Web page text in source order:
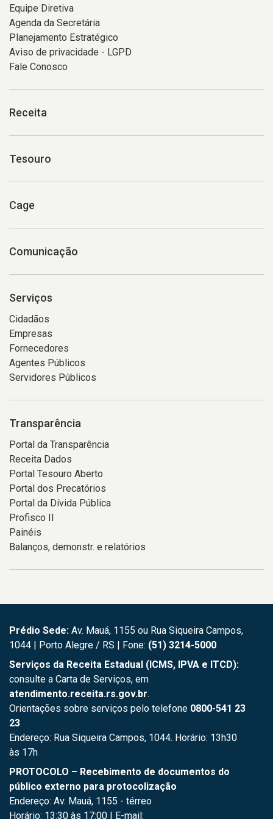
Equipe Diretiva
Agenda da Secretária
Planejamento Estratégico
Aviso de privacidade - LGPD
Fale Conosco
Receita
Tesouro
Cage
Comunicação
Serviços
Cidadãos
Empresas
Fornecedores
Agentes Públicos
Servidores Públicos
Transparência
Portal da Transparência
Receita Dados
Portal Tesouro Aberto
Portal dos Precatórios
Portal da Dívida Pública
Profisco II
Painéis
Balanços, demonstr. e relatórios
Prédio Sede: Av. Mauá, 1155 ou Rua Siqueira Campos,
1044 | Porto Alegre / RS | Fone: (51) 3214-5000
Serviços da Receita Estadual (ICMS, IPVA e ITCD):
consulte a Carta de Serviços, em
atendimento.receita.rs.gov.br.
Orientações sobre serviços pelo telefone 0800-541 23
23
Endereço: Rua Siqueira Campos, 1044. Horário: 13h30
às 17h
PROTOCOLO – Recebimento de documentos do
público externo para protocolização
Endereço: Av. Mauá, 1155 - térreo
Horário: 13:30 às 17:00 | E-mail: